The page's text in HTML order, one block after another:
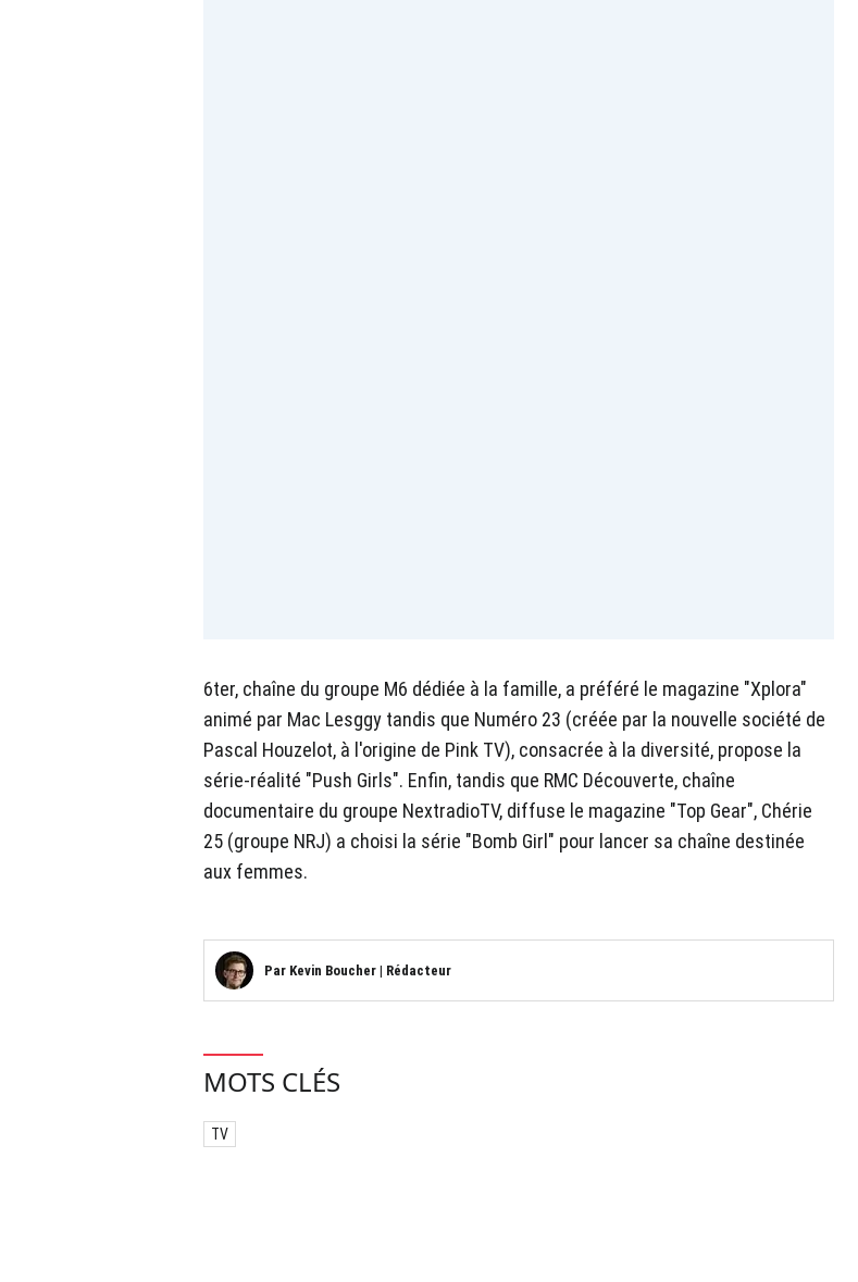
6ter, chaîne du groupe M6 dédiée à la famille, a préféré le magazine "Xplora"
animé par Mac Lesggy tandis que Numéro 23 (créée par la nouvelle société de
Pascal Houzelot, à l'origine de Pink TV), consacrée à la diversité, propose la
série-réalité "Push Girls". Enfin, tandis que RMC Découverte, chaîne
documentaire du groupe NextradioTV, diffuse le magazine "Top Gear", Chérie
25 (groupe NRJ) a choisi la série "Bomb Girl" pour lancer sa chaîne destinée
aux femmes.
Par Kevin Boucher | Rédacteur
MOTS CLÉS
TV